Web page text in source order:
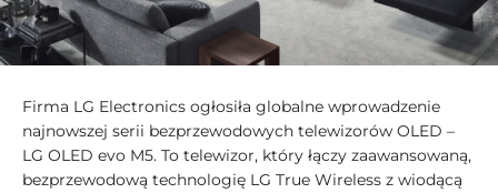
Firma LG Electronics ogłosiła globalne wprowadzenie
najnowszej serii bezprzewodowych telewizorów OLED –
LG OLED evo M5. To telewizor, który łączy zaawansowaną,
bezprzewodową technologię LG True Wireless z wiodącą